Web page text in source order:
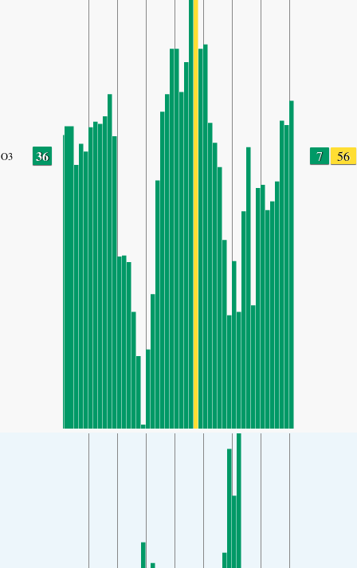
O3 36 7 56